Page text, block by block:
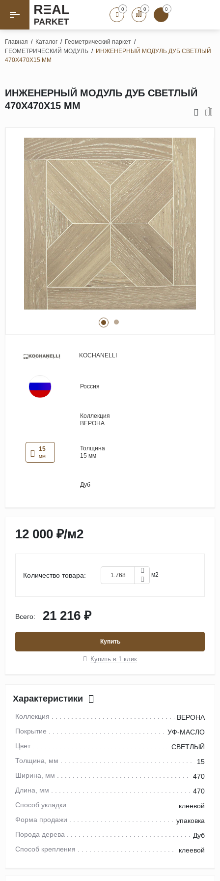
Назад
Паркет «Елка»
Штучный паркет
Художественный паркет
Паркетная доска
Полы для ванных комнат
Террасная доска
Пробковые покрытия
Ламинат
Виниловые покрытия
Стеновые панели
Лепнина
Клеевая продукция
Паркетные лаки и масла
Плинтус
0 0 0
Главная / Каталог / Геометрический паркет /
ГЕОМЕТРИЧЕСКИЙ МОДУЛЬ / ИНЖЕНЕРНЫЙ МОДУЛЬ ДУБ СВЕТЛЫЙ
470Х470Х15 ММ
ИНЖЕНЕРНЫЙ МОДУЛЬ ДУБ СВЕТЛЫЙ
470Х470Х15 ММ
KOCHANELLI
Россия
Коллекция
ВЕРОНА
15
мм
Толщина
15 мм
Дуб
12 000 ₽/м2
Количество товара: м2
Всего: 21 216 ₽
Купить
Купить в 1 клик
Характеристики
Коллекция
ВЕРОНА
Покрытие
УФ-МАСЛО
Цвет
СВЕТЛЫЙ
Толщина, мм
15
Ширина, мм
470
Длина, мм
470
Способ укладки
клеевой
Форма продажи
упаковка
Порода дерева
Дуб
Способ крепления
клеевой